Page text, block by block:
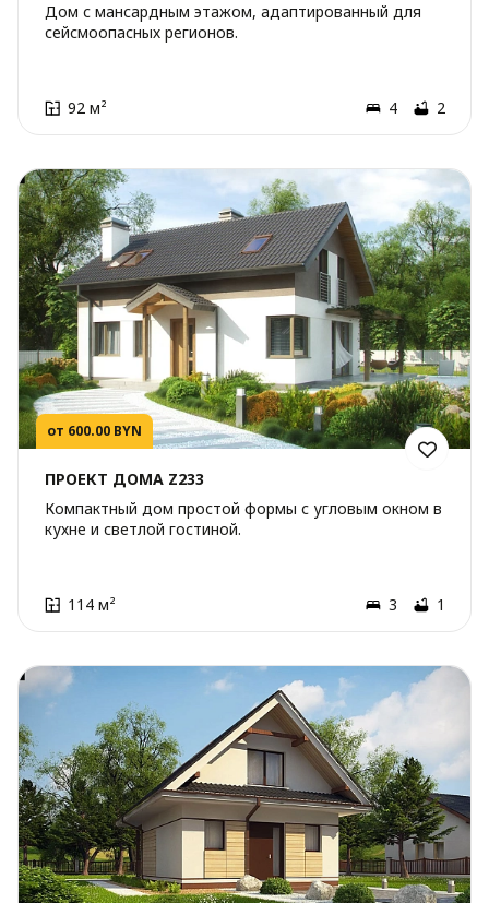
Дом с мансардным этажом, адаптированный для
сейсмоопасных регионов.
92 м² 4 2
от 600.00 BYN
ПРОЕКТ ДОМА Z233
Компактный дом простой формы с угловым окном в
кухне и светлой гостиной.
114 м² 3 1